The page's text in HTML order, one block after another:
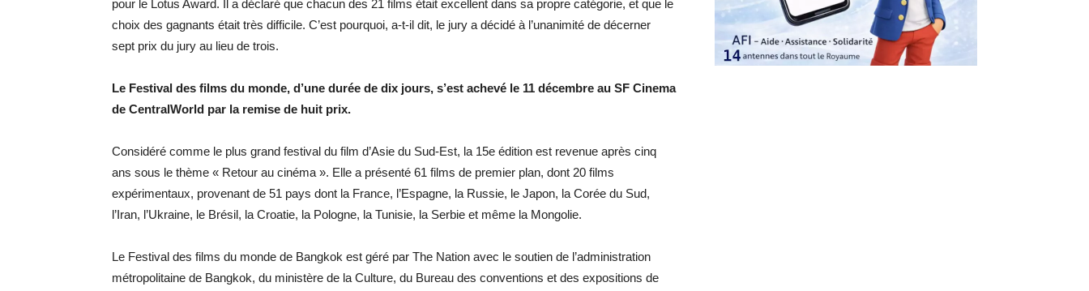
pour le Lotus Award. Il a déclaré que chacun des 21 films était excellent dans sa propre catégorie, et que le
choix des gagnants était très difficile. C’est pourquoi, a-t-il dit, le jury a décidé à l’unanimité de décerner
sept prix du jury au lieu de trois.
Le Festival des films du monde, d’une durée de dix jours, s’est achevé le 11 décembre au SF Cinema
de CentralWorld par la remise de huit prix.
Considéré comme le plus grand festival du film d’Asie du Sud-Est, la 15e édition est revenue après cinq
ans sous le thème « Retour au cinéma ». Elle a présenté 61 films de premier plan, dont 20 films
expérimentaux, provenant de 51 pays dont la France, l’Espagne, la Russie, le Japon, la Corée du Sud,
l’Iran, l’Ukraine, le Brésil, la Croatie, la Pologne, la Tunisie, la Serbie et même la Mongolie.
Le Festival des films du monde de Bangkok est géré par The Nation avec le soutien de l’administration
métropolitaine de Bangkok, du ministère de la Culture, du Bureau des conventions et des expositions de